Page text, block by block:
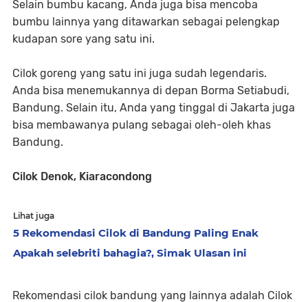
Selain bumbu kacang, Anda juga bisa mencoba
bumbu lainnya yang ditawarkan sebagai pelengkap
kudapan sore yang satu ini.
Cilok goreng yang satu ini juga sudah legendaris.
Anda bisa menemukannya di depan Borma Setiabudi,
Bandung. Selain itu, Anda yang tinggal di Jakarta juga
bisa membawanya pulang sebagai oleh-oleh khas
Bandung.
Cilok Denok, Kiaracondong
Lihat juga
5 Rekomendasi Cilok di Bandung Paling Enak
Apakah selebriti bahagia?, Simak Ulasan ini
Rekomendasi cilok bandung yang lainnya adalah Cilok